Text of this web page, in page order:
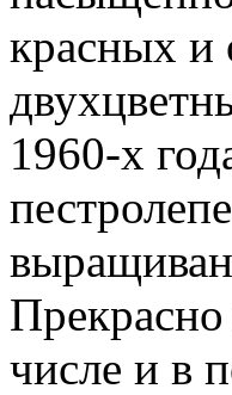
красных и
1960-х
числе и в